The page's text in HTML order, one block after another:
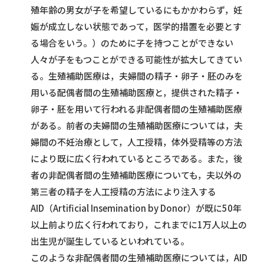
殖年齢の男女が子を希望しているにもかかわらず，妊
娠が成立しない状態であって，医学的措置を必要とす
る場合をいう。）のために子を持つことができない
人々が子をもつことができる可能性が拡大してきてい
る。生殖補助医療は，夫婦間の精子・卵子・胚のみを
用いる配偶者間の生殖補助医療と，提供された精子・
卵子・胚を用いて行われる非配偶者間の生殖補助医療
がある。前者の夫婦間の生殖補助医療については，夫
婦間の不妊治療として，人工授精，体外受精等の方法
により既に広く行われているところである。また，後
者の非配偶者間の生殖補助医療についても，夫以外の
第三者の精子を人工授精の方法により注入する
AID（Artificial Insemination by Donor）が既に50年
以上前より広く行われており，これまでに1万人以上の
出生児が誕生しているといわれている。
このような非配偶者間の生殖補助医療については，AID